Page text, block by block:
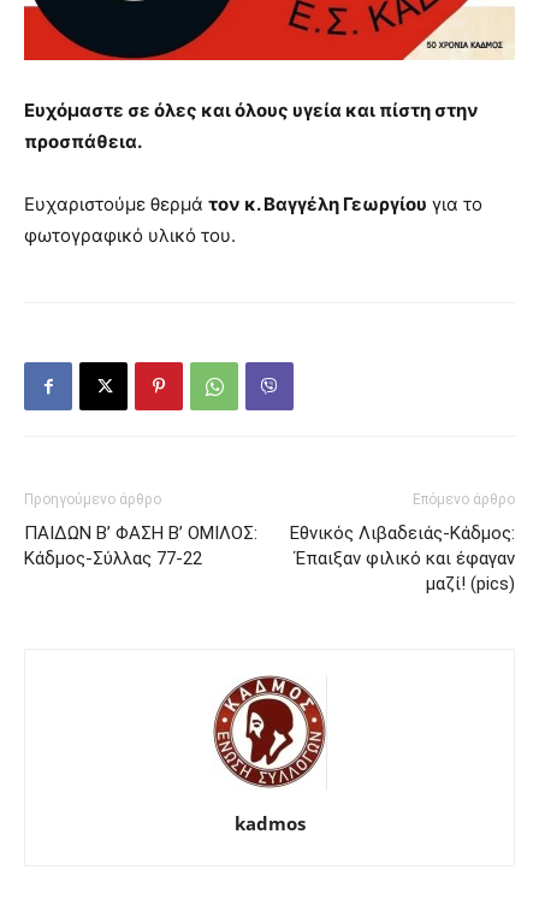
Ευχόμαστε σε όλες και όλους υγεία και πίστη στην
προσπάθεια.
Ευχαριστούμε θερμά τον κ. Βαγγέλη Γεωργίου για το
φωτογραφικό υλικό του.
Προηγούμενο άρθρο
ΠΑΙΔΩΝ Β’ ΦΑΣΗ Β’ ΟΜΙΛΟΣ:
Κάδμος-Σύλλας 77-22
Επόμενο άρθρο
Εθνικός Λιβαδειάς-Κάδμος:
Έπαιξαν φιλικό και έφαγαν
μαζί! (pics)
kadmos